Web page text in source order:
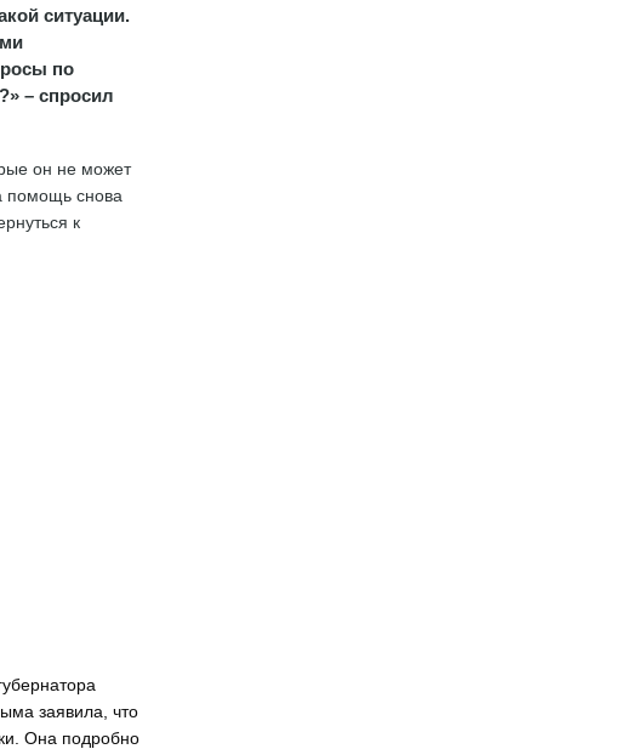
ситуации.
по
– спросил
он не может
помощь снова
к
заявила, что
Она подробно